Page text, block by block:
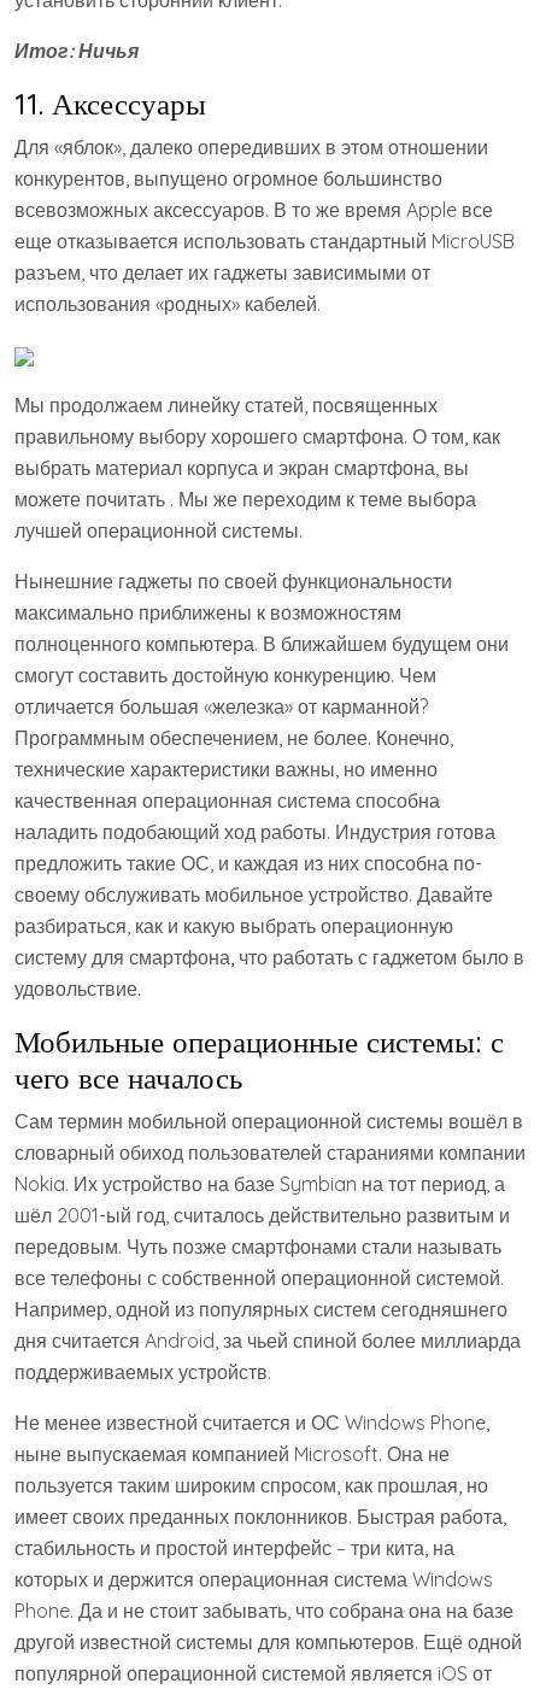
Итог: Ничья
11. Аксессуары
Для «яблок», далеко опередивших в этом отношении
конкурентов, выпущено огромное большинство
всевозможных аксессуаров. В то же время Apple все
еще отказывается использовать стандартный MicroUSB
разъем, что делает их гаджеты зависимыми от
использования «родных» кабелей.
Мы продолжаем линейку статей, посвященных
правильному выбору хорошего смартфона. О том, как
выбрать материал корпуса и экран смартфона, вы
можете почитать . Мы же переходим к теме выбора
лучшей операционной системы.
Нынешние гаджеты по своей функциональности
максимально приближены к возможностям
полноценного компьютера. В ближайшем будущем они
смогут составить достойную конкуренцию. Чем
отличается большая «железка» от карманной?
Программным обеспечением, не более. Конечно,
технические характеристики важны, но именно
качественная операционная система способна
наладить подобающий ход работы. Индустрия готова
предложить такие ОС, и каждая из них способна по-
своему обслуживать мобильное устройство. Давайте
разбираться, как и какую выбрать операционную
систему для смартфона, что работать с гаджетом было в
удовольствие.
Мобильные операционные системы: с
чего все началось
Сам термин мобильной операционной системы вошёл в
словарный обиход пользователей стараниями компании
Nokia. Их устройство на базе Symbian на тот период, а
шёл 2001-ый год, считалось действительно развитым и
передовым. Чуть позже смартфонами стали называть
все телефоны с собственной операционной системой.
Например, одной из популярных систем сегодняшнего
дня считается Android, за чьей спиной более миллиарда
поддерживаемых устройств.
Не менее известной считается и ОС Windows Phone,
ныне выпускаемая компанией Microsoft. Она не
пользуется таким широким спросом, как прошлая, но
имеет своих преданных поклонников. Быстрая работа,
стабильность и простой интерфейс – три кита, на
которых и держится операционная система Windows
Phone. Да и не стоит забывать, что собрана она на базе
другой известной системы для компьютеров. Ещё одной
популярной операционной системой является iOS от